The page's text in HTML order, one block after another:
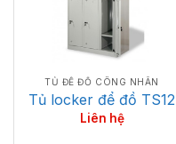
TỦ ĐỂ ĐỒ CÔNG NHÂN
Tủ locker để đồ TS12
Liên hệ